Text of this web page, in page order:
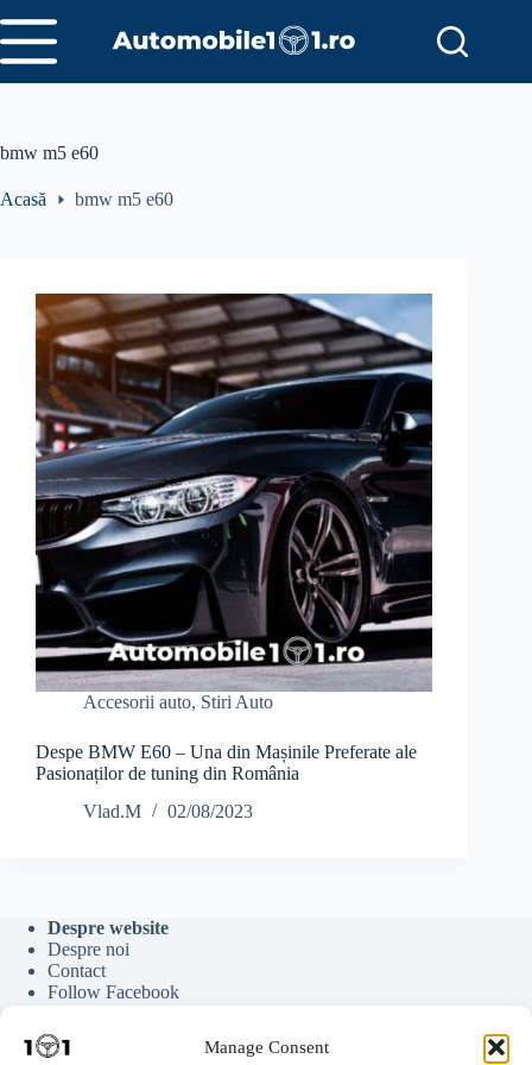
Manage Consent
la
conținut
bmw m5 e60
Acasă bmw m5 e60
Accesorii auto, Stiri Auto
Despe BMW E60 – Una din Mașinile Preferate ale
Pasionaților de tuning din România
Vlad.M
02/08/2023
Despre website
Despre noi
Contact
Follow Facebook
Follow Youtube
Follow Tiktok